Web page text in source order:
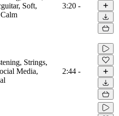
Soft,
3:20 -
Strings,
Media,
2:44 -